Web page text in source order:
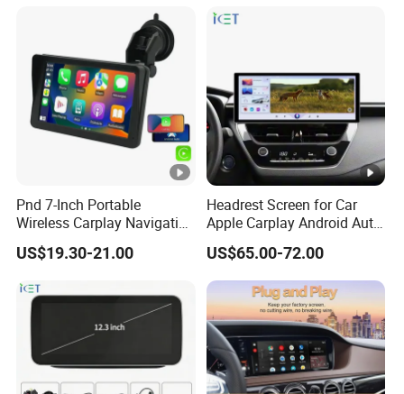
Pnd 7-Inch Portable
Wireless Carplay Navigation
Screen Android Auto Car
MP5 Player GPS Navigator
US$19.30-21.00
Headrest Screen for Car
Apple Carplay Android Auto
Updates Backup Camera
Mirror
US$65.00-72.00